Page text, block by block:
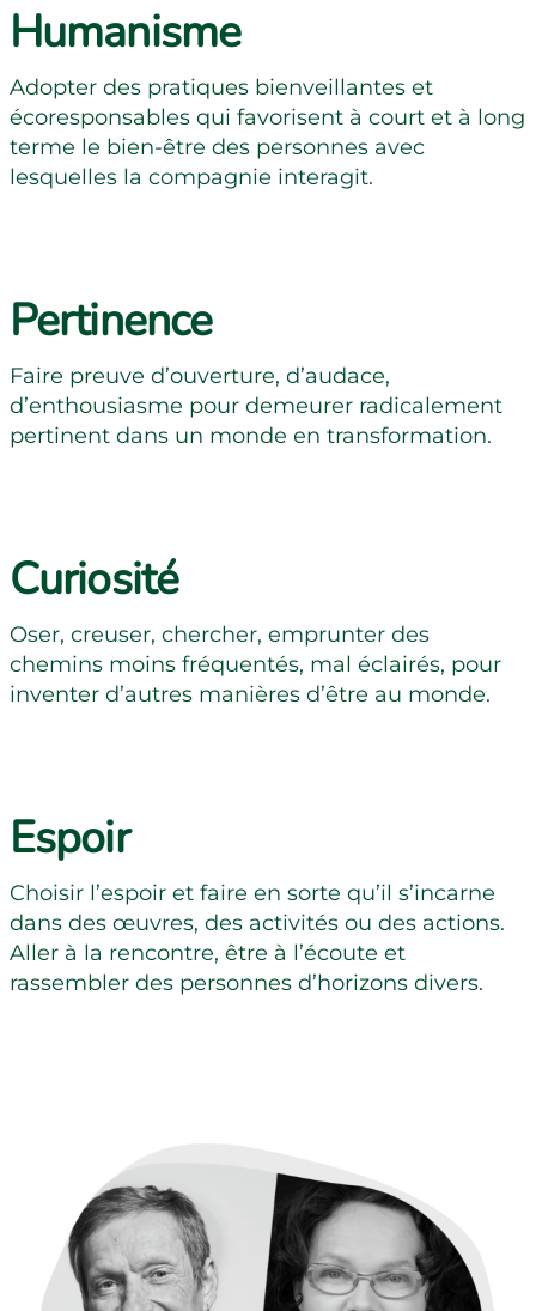
Humanisme
Adopter des pratiques bienveillantes et
écoresponsables qui favorisent à court et à long
terme le bien-être des personnes avec
lesquelles la compagnie interagit.
Pertinence
Faire preuve d’ouverture, d’audace,
d’enthousiasme pour demeurer radicalement
pertinent dans un monde en transformation.
Curiosité
Oser, creuser, chercher, emprunter des
chemins moins fréquentés, mal éclairés, pour
inventer d’autres manières d’être au monde.
Espoir
Choisir l’espoir et faire en sorte qu’il s’incarne
dans des œuvres, des activités ou des actions.
Aller à la rencontre, être à l’écoute et
rassembler des personnes d’horizons divers.